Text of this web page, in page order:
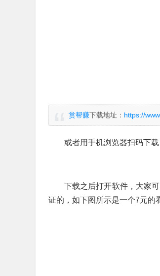
赏帮赚下载地址： https://
或者用手机浏览器扫码下载
下载之后打开软件，大家
证的，如下图所示是一个7元的